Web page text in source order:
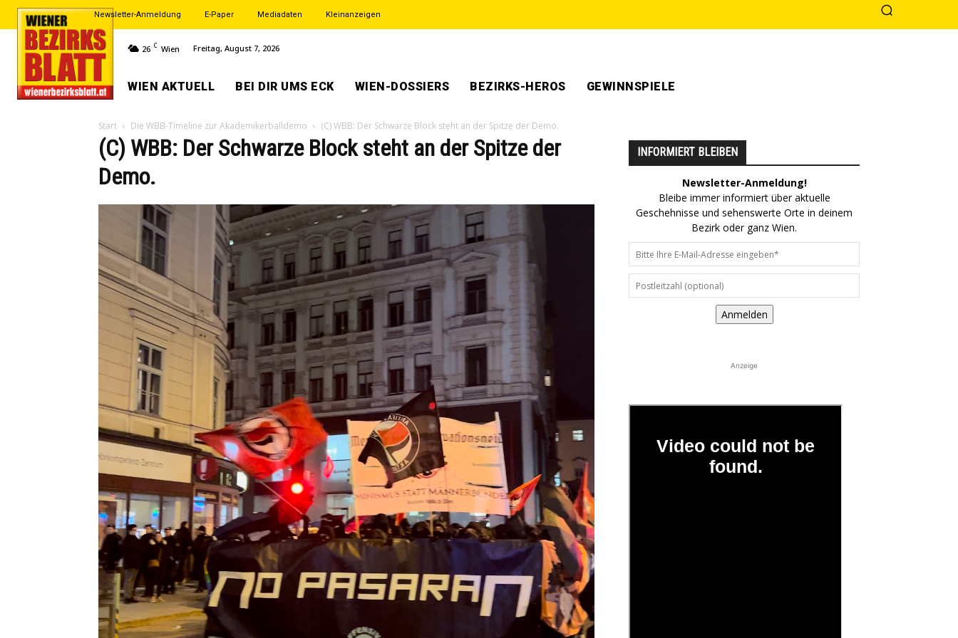
Newsletter-Anmeldung E-Paper Mediadaten Kleinanzeigen
26 C Wien Freitag, August 7, 2026
WIEN AKTUELL BEI DIR UMS ECK WIEN-DOSSIERS BEZIRKS-HEROS GEWINNSPIELE
Start Die WBB-Timeline zur Akademikerballdemo (C) WBB: Der Schwarze Block steht an der Spitze der Demo.
(C) WBB: Der Schwarze Block steht an der Spitze der
Demo.
INFORMIERT BLEIBEN
Newsletter-Anmeldung!
Bleibe immer informiert über aktuelle
Geschehnisse und sehenswerte Orte in deinem
Bezirk oder ganz Wien.
Anmelden
Anzeige